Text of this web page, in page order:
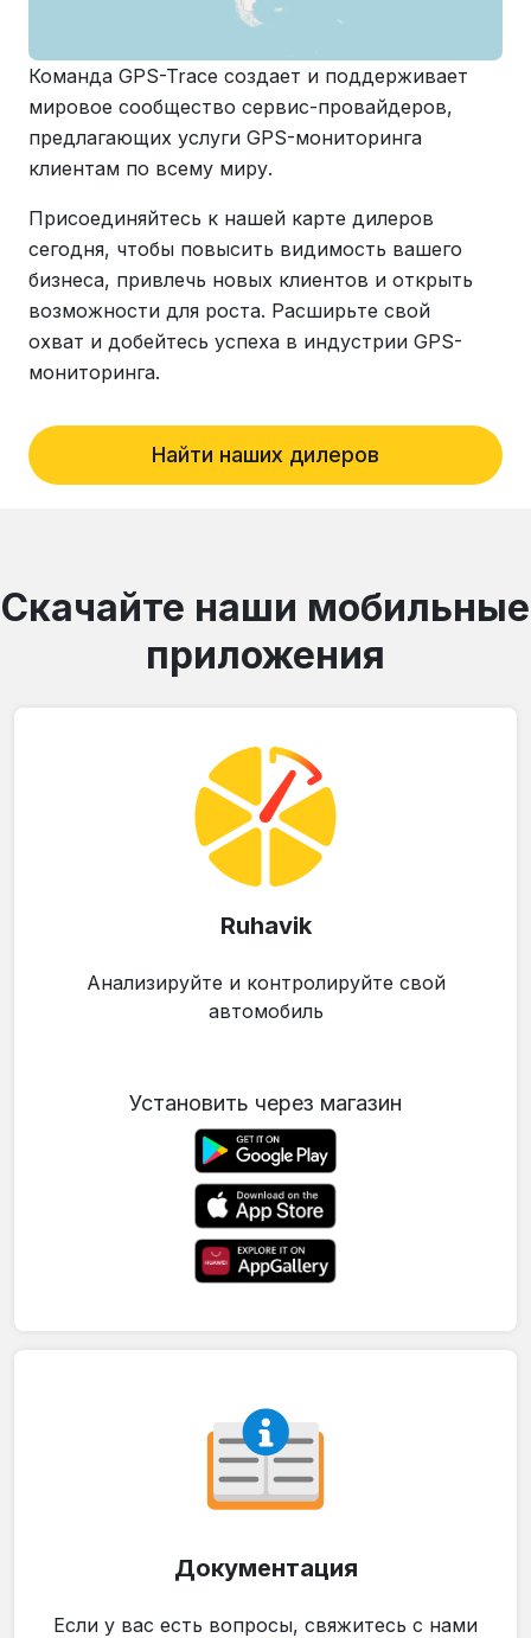
Команда GPS-Trace создает и поддерживает
мировое сообщество сервис-провайдеров,
предлагающих услуги GPS-мониторинга
клиентам по всему миру.
Присоединяйтесь к нашей карте дилеров
сегодня, чтобы повысить видимость вашего
бизнеса, привлечь новых клиентов и открыть
возможности для роста. Расширьте свой
охват и добейтесь успеха в индустрии GPS-
мониторинга.
Найти наших дилеров
Скачайте наши мобильные
приложения
Ruhavik
Анализируйте и контролируйте свой
автомобиль
Установить через магазин
Документация
Если у вас есть вопросы, свяжитесь с нами